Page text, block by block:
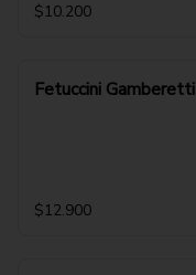
$10.200
Fetuccini Gamberetti
$12.900